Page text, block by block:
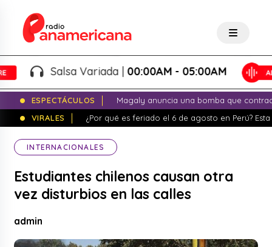
Salsa Variada |00:00AM - 05:00AM
ESPECTÁCULOS
Magaly anuncia una bomba que
VIRALES
¿Por qué es feriado el 6 de agosto en Perú?
INTERNACIONALES
Estudiantes chilenos causan otra
vez disturbios en las calles
admin